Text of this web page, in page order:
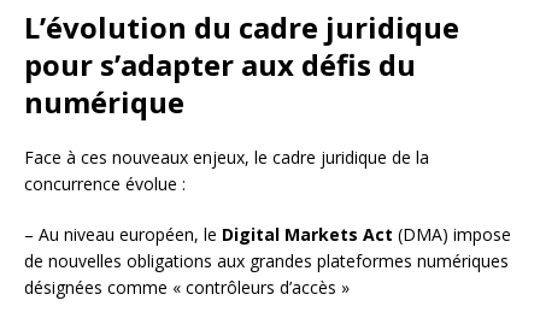
L’évolution du cadre juridique
pour s’adapter aux défis du
numérique
Face à ces nouveaux enjeux, le cadre juridique de la
concurrence évolue :
– Au niveau européen, le Digital Markets Act (DMA) impose
de nouvelles obligations aux grandes plateformes numériques
désignées comme « contrôleurs d’accès »